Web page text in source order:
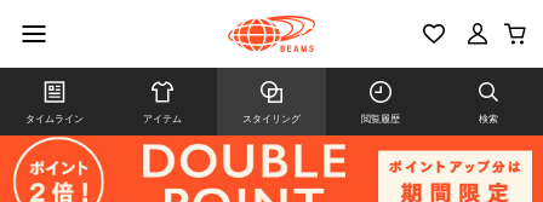
タイムライン アイテム スタイリング 閲覧履歴 検索